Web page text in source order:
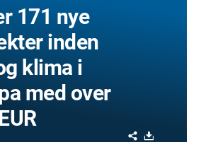
171 nye
inden
klima i
med over
Share